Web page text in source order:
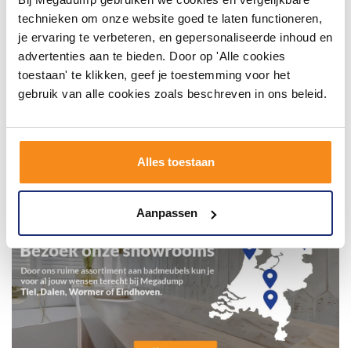
technieken om onze website goed te laten functioneren,
je ervaring te verbeteren, en gepersonaliseerde inhoud en
advertenties aan te bieden. Door op 'Alle cookies
toestaan' te klikken, geef je toestemming voor het
gebruik van alle cookies zoals beschreven in ons beleid.
Alles toestaan
Aanpassen